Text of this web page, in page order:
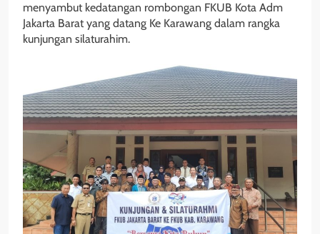
menyambut kedatangan rombongan FKUB Kota Adm
Jakarta Barat yang datang Ke Karawang dalam rangka
kunjungan silaturahim.